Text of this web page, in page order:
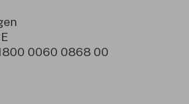
0060 0868 00